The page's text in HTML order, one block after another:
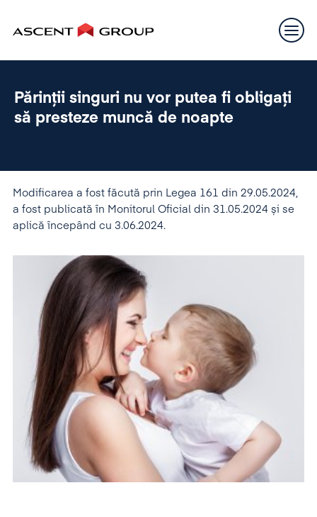
Părinții singuri nu vor putea fi obligați
să presteze muncă de noapte
Modificarea a fost făcută prin Legea 161 din 29.05.2024,
a fost publicată în Monitorul Oficial din 31.05.2024 și se
aplică începând cu 3.06.2024.